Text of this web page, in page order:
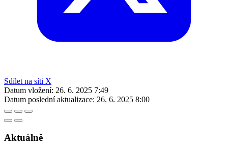
Sdílet na síti X
Datum vložení: 26. 6. 2025 7:49
Datum poslední aktualizace: 26. 6. 2025 8:00
Aktuálně